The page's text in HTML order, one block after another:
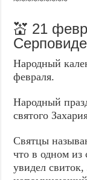
💒 21
Народный
февраля.
Народный
святого
Святцы
что в одном из
увидел